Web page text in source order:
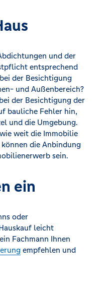
und der
entsprechend
der Besichtigung
und Außenbereich?
der Besichtigung der
bauliche Fehler hin,
und die Umgebung.
weit die Immobilie
die Anbindung
sein.
ein
oder
leicht
Fachmann Ihnen
empfehlen und